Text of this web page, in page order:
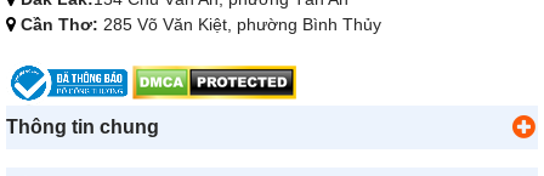
Cần Thơ: 285 Võ Văn Kiệt, phường Bình Thủy
Thông tin chung